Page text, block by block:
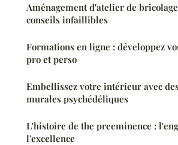
Aménagement d'atelier de
conseils infaillibles
Formations en ligne : développez
pro et perso
Embellissez votre intérieur avec
murales psychédéliques
L'histoire de the preeminence :
l'excellence